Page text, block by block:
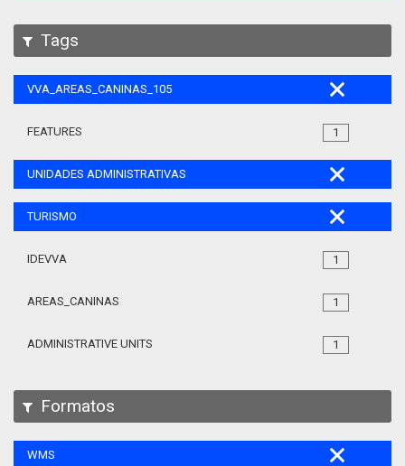
Tags
VVA_AREAS_CANINAS_105
1
FEATURES
UNIDADES ADMINISTRATIVAS
TURISMO
1
IDEVVA
1
AREAS_CANINAS
1
ADMINISTRATIVE UNITS
Formatos
WMS